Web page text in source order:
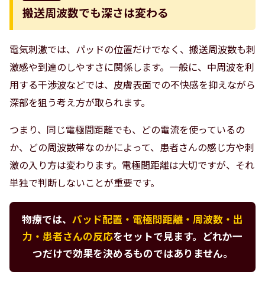
搬送周波数でも深さは変わる
電気刺激では、パッドの位置だけでなく、搬送周波数も刺
激感や到達のしやすさに関係します。一般に、中周波を利
用する干渉波などでは、皮膚表面での不快感を抑えながら
深部を狙う考え方が取られます。
つまり、同じ電極間距離でも、どの電流を使っているの
か、どの周波数帯なのかによって、患者さんの感じ方や刺
激の入り方は変わります。電極間距離は大切ですが、それ
単独で判断しないことが重要です。
物療では、 パッド配置・電極間距離・周波数・出
力・患者さんの反応をセットで見ます。どれか一
つだけで効果を決めるものではありません。